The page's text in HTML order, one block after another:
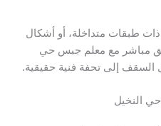
طبقات متداخلة، أو أشكال
مباشر مع معلم جبس حي
السقف إلى تحفة فنية حقيقية.
النخيل